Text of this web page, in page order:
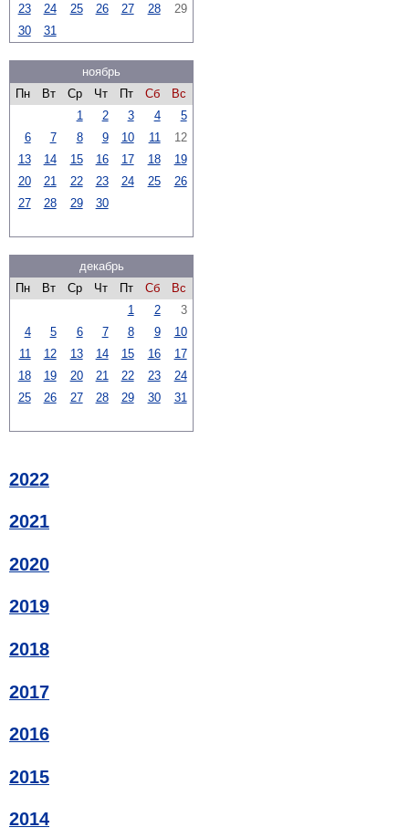
23
24 25 26 27 28
29
30
31
ноябрь
Пн
Вт Ср Чт Пт Сб
Вс
1
2 3 4
5
6
7 8 9 10 11
12
13
14 15 16 17 18
19
20
21 22 23 24 25
26
27
28 29 30
декабрь
Пн
Вт Ср Чт Пт Сб
Вс
1
2
3
4
5 6 7 8 9
10
11
12 13 14 15 16
17
18
19 20 21 22 23
24
25
26 27 28 29 30 31
2022
2021
2020
2019
2018
2017
2016
2015
2014